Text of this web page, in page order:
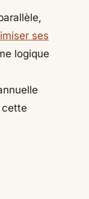
ses
logique
cette